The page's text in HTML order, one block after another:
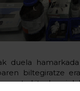
duela
biltegiratze
zentral